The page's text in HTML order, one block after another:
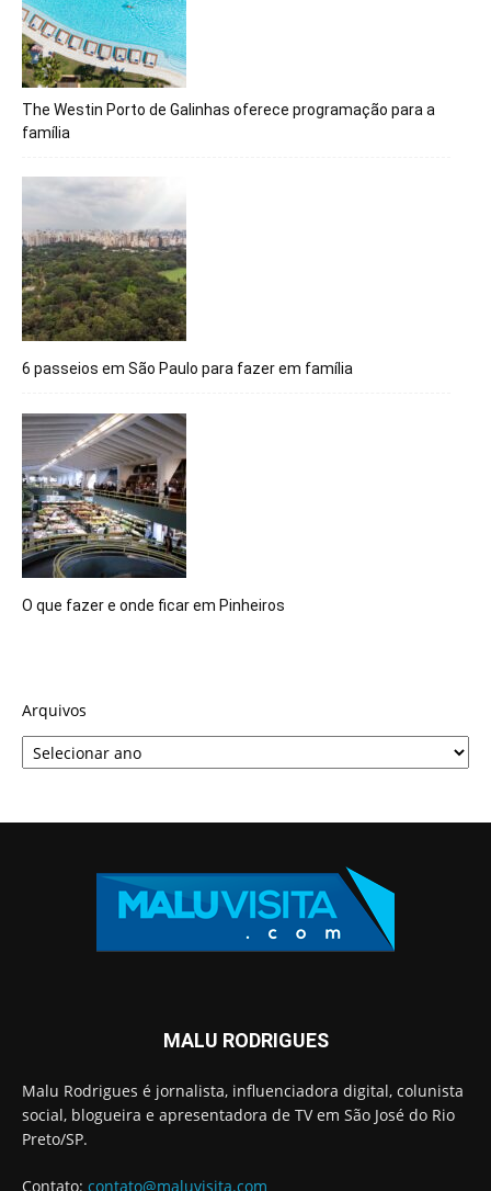
The Westin Porto de Galinhas oferece programação para a
família
6 passeios em São Paulo para fazer em família
O que fazer e onde ficar em Pinheiros
Arquivos
MALU RODRIGUES
Malu Rodrigues é jornalista, influenciadora digital, colunista
social, blogueira e apresentadora de TV em São José do Rio
Preto/SP.
Contato: contato@maluvisita.com